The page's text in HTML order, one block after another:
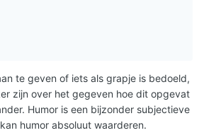
te geven of iets als grapje is bedoeld,
zijn over het gegeven hoe dit opgevat
Humor is een bijzonder subjectieve
humor absoluut waarderen.